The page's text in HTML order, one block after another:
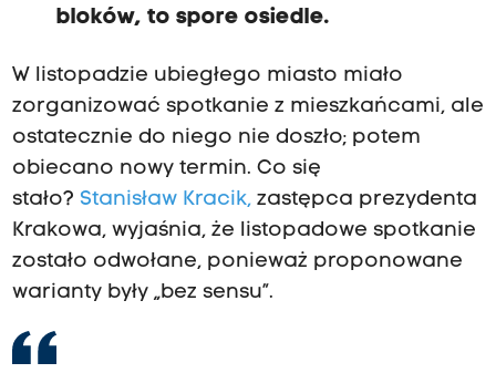
bloków, to spore osiedle.
W listopadzie ubiegłego miasto miało
zorganizować spotkanie z mieszkańcami, ale
ostatecznie do niego nie doszło; potem
obiecano nowy termin. Co się
stało? Stanisław Kracik,zastępca prezydenta
Krakowa, wyjaśnia, że listopadowe spotkanie
zostało odwołane, ponieważ proponowane
warianty były „bez sensu”.